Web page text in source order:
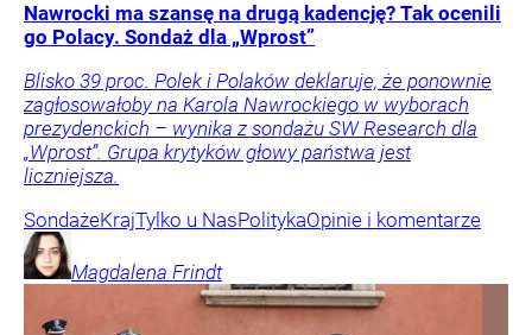
Nawrocki ma szansę na drugą kadencję? Tak ocenili
go Polacy. Sondaż dla „Wprost”
Blisko 39 proc. Polek i Polaków deklaruje, że ponownie
zagłosowałoby na Karola Nawrockiego w wyborach
prezydenckich – wynika z sondażu SW Research dla
„Wprost”. Grupa krytyków głowy państwa jest
liczniejsza.
SondażeKrajTylko u NasPolitykaOpinie i komentarze
Magdalena Frindt